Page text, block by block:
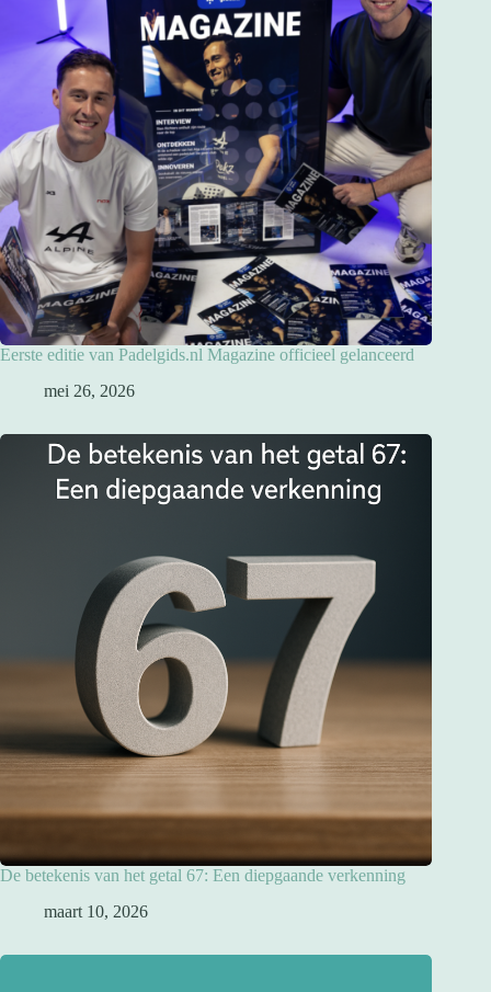
Eerste editie van Padelgids.nl Magazine officieel gelanceerd
mei 26, 2026
De betekenis van het getal 67: Een diepgaande verkenning
maart 10, 2026